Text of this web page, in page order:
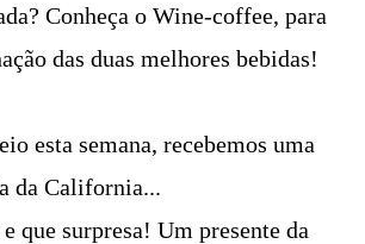
Conheça o Wine-coffee, para
das duas melhores bebidas!
esta semana, recebemos uma
da California...
que surpresa! Um presente da